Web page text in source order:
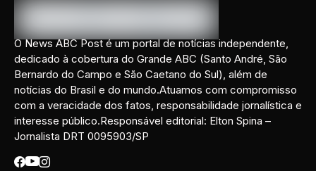
O News ABC Post é um portal de notícias independente,
dedicado à cobertura do Grande ABC (Santo André, São
Bernardo do Campo e São Caetano do Sul), além de
notícias do Brasil e do mundo.Atuamos com compromisso
com a veracidade dos fatos, responsabilidade jornalística e
interesse público.Responsável editorial: Elton Spina –
Jornalista DRT 0095903/SP